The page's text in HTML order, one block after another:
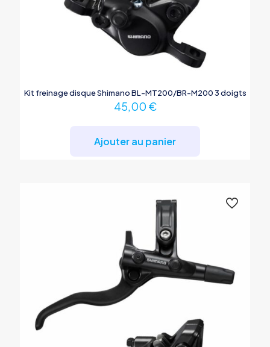
Kit freinage disque Shimano BL-MT200/BR-M200 3 doigts
45,00 €
Ajouter au panier